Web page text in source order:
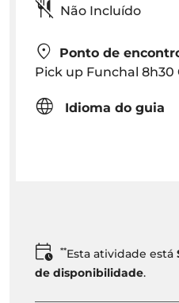
Não Incluído
Ponto de
Pick up Funchal 8h30 Caniço 8h00 . Hora
Idioma do guia
**Esta atividade está
de disponibilidade.